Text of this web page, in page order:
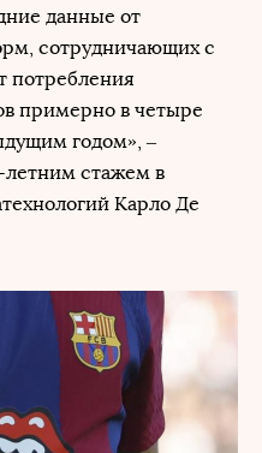
данные от
сотрудничающих с
потребления
примерно в четыре
годом», –
летним стажем в
Карло Де